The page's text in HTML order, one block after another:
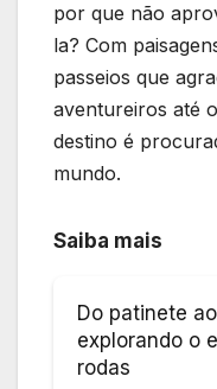
por que não
la? Com
passeios que
aventureiros até
destino é
mundo.
Saiba mais
Do patinete
explorando o
rodas